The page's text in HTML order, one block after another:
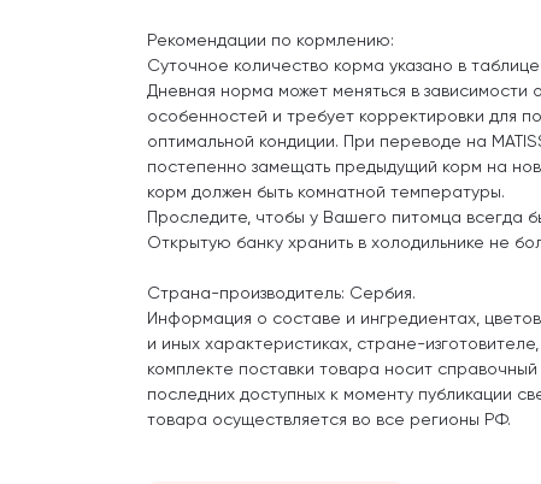
Рекомендации по кормлению:
Суточное количество корма указано в таблице
Дневная норма может меняться в зависимости
особенностей и требует корректировки для
оптимальной кондиции. При переводе на
постепенно замещать предыдущий корм на
корм должен быть комнатной температуры.
Проследите, чтобы у Вашего питомца всегда
Открытую банку хранить в холодильнике не
Страна-производитель: Сербия.
Информация о составе и ингредиентах,
и иных характеристиках, стране-
комплекте поставки товара носит
последних доступных к моменту публикации
товара осуществляется во все регионы РФ.